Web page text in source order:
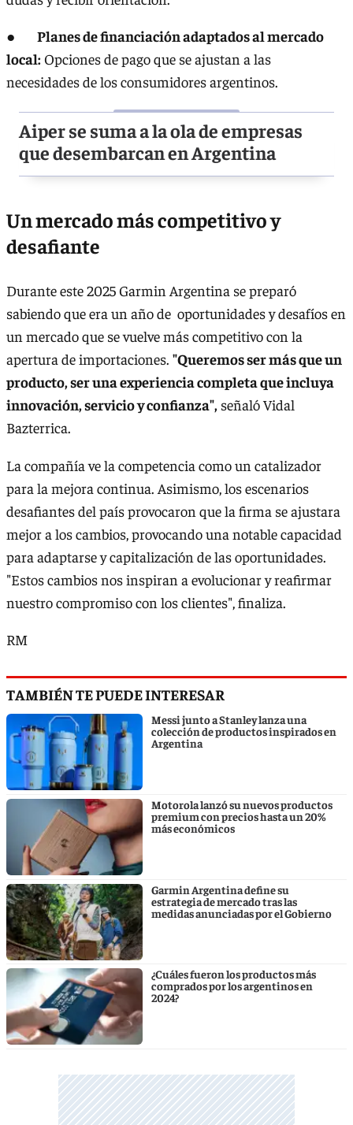
● Planes de financiación adaptados al mercado
local:Opciones de pago que se ajustan a las
necesidades de los consumidores argentinos.
Aiper se suma a la ola de empresas
que desembarcan en Argentina
Un mercado más competitivo y
desafiante
Durante este 2025 Garmin Argentina se preparó
sabiendo que era un año de oportunidades y desafíos en
un mercado que se vuelve más competitivo con la
apertura de importaciones. "Queremos ser más que un
producto, ser una experiencia completa que incluya
innovación, servicio y confianza", señaló Vidal
Bazterrica.
La compañía ve la competencia como un catalizador
para la mejora continua. Asimismo, los escenarios
desafiantes del país provocaron que la firma se ajustara
mejor a los cambios, provocando una notable capacidad
para adaptarse y capitalización de las oportunidades.
"Estos cambios nos inspiran a evolucionar y reafirmar
nuestro compromiso con los clientes", finaliza.
RM
TAMBIÉN TE PUEDE INTERESAR
Messi junto a Stanley lanza una
colección de productos inspirados en
Argentina
Motorola lanzó su nuevos productos
premium con precios hasta un 20%
más económicos
Garmin Argentina define su
estrategia de mercado tras las
medidas anunciadas por el Gobierno
¿Cuáles fueron los productos más
comprados por los argentinos en
2024?